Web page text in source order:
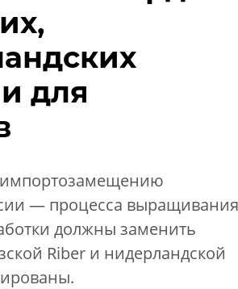
для
импортозамещению
— процесса выращивания
должны заменить
Riber и нидерландской